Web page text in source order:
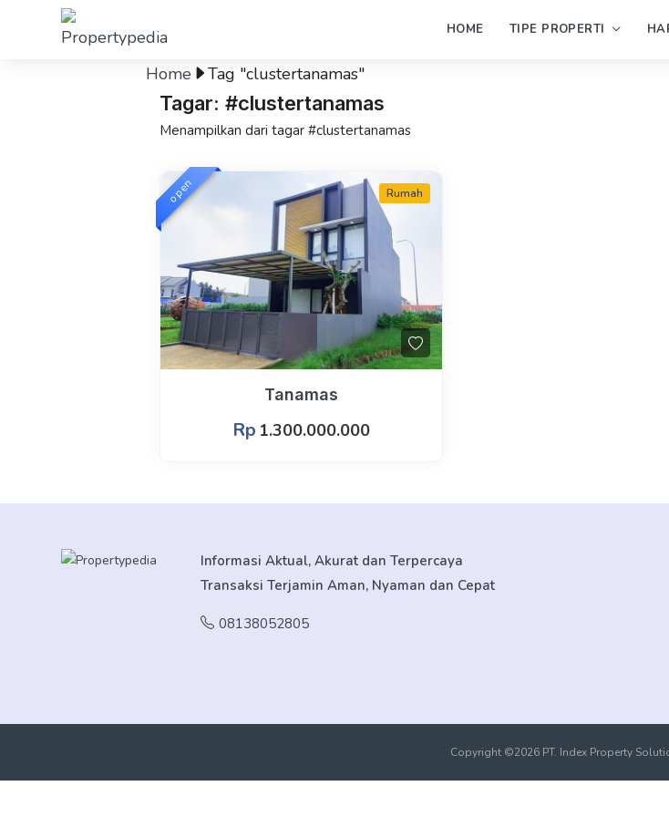
HOME TIPE PROPERTI
Home Tag "clustertanamas"
Tagar: #clustertanamas
Menampilkan dari tagar #clustertanamas
open Rumah
Tanamas
Rp 1.300.000.000
Informasi Aktual, Akurat dan Terpercaya
Transaksi Terjamin Aman, Nyaman dan Cepat
08138052805
Copyright ©2026 PT. Index Property